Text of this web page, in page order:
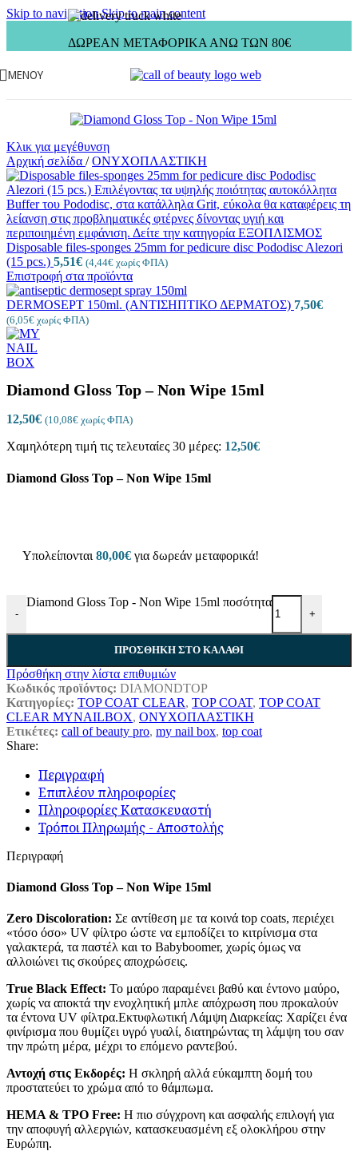
Skip to navigationSkip to main content
ΔΩΡΕΑΝ ΜΕΤΑΦΟΡΙΚΑ ΑΝΩ ΤΩΝ 80€
ΜΕΝΟΎ
Κλικ για μεγέθυνση
Αρχική σελίδα / ΟΝΥΧΟΠΛΑΣΤΙΚΗ
Disposable files-sponges 25mm for pedicure disc Pododisc Alezori
(15 pcs.) 5,51€ (4,44€ χωρίς ΦΠΑ)
Επιστροφή στα προϊόντα
DERMOSEPT 150ml. (ΑΝΤΙΣΗΠΤΙΚΟ ΔΕΡΜΑΤΟΣ) 7,50€
(6,05€ χωρίς ΦΠΑ)
Diamond Gloss Top – Non Wipe 15ml
12,50€ (10,08€ χωρίς ΦΠΑ)
Χαμηλότερη τιμή τις τελευταίες 30 μέρες: 12,50€
Diamond Gloss Top – Non Wipe 15ml
Υπολείπονται 80,00€ για δωρεάν μεταφορικά!
-
Diamond Gloss Top - Non Wipe 15ml ποσότητα
+
ΠΡΟΣΘΉΚΗ ΣΤΟ ΚΑΛΆΘΙ
Πρόσθήκη στην λίστα επιθυμιών
Κωδικός προϊόντος: DIAMONDTOP
Κατηγορίες: TOP COAT CLEAR, TOP COAT, TOP COAT
CLEAR MYNAILBOX, ΟΝΥΧΟΠΛΑΣΤΙΚΗ
Ετικέτες: call of beauty pro, my nail box, top coat
Share:
Περιγραφή
Επιπλέον πληροφορίες
Πληροφορίες Κατασκευαστή
Τρόποι Πληρωμής - Αποστολής
Περιγραφή
Diamond Gloss Top – Non Wipe 15ml
Zero Discoloration: Σε αντίθεση με τα κοινά top coats, περιέχει
«τόσο όσο» UV φίλτρο ώστε να εμποδίζει το κιτρίνισμα στα
γαλακτερά, τα παστέλ και το Babyboomer, χωρίς όμως να
αλλοιώνει τις σκούρες αποχρώσεις.
True Black Effect: Το μαύρο παραμένει βαθύ και έντονο μαύρο,
χωρίς να αποκτά την ενοχλητική μπλε απόχρωση που προκαλούν
τα έντονα UV φίλτρα.Εκτυφλωτική Λάμψη Διαρκείας: Χαρίζει ένα
φινίρισμα που θυμίζει υγρό γυαλί, διατηρώντας τη λάμψη του σαν
την πρώτη μέρα, μέχρι το επόμενο ραντεβού.
Αντοχή στις Εκδορές: Η σκληρή αλλά εύκαμπτη δομή του
προστατεύει το χρώμα από το θάμπωμα.
HEMA & TPO Free: Η πιο σύγχρονη και ασφαλής επιλογή για
την αποφυγή αλλεργιών, κατασκευασμένη εξ ολοκλήρου στην
Ευρώπη.